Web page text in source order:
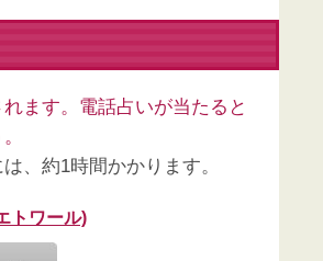
ます。電話占いが当たると
、約1時間かかります。
トワール)